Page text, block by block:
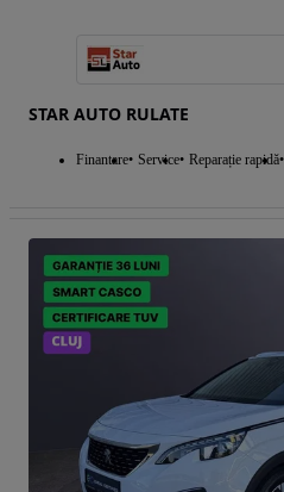
STAR AUTO RULATE
Finantare Service Reparație rapidă